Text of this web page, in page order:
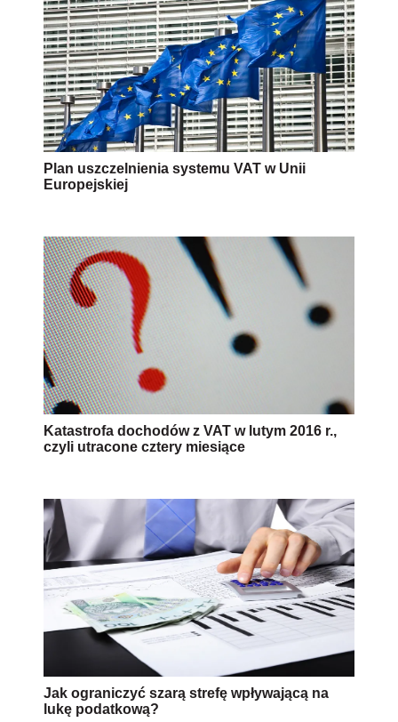
Plan uszczelnienia systemu VAT w Unii
Europejskiej
Katastrofa dochodów z VAT w lutym 2016 r.,
czyli utracone cztery miesiące
Jak ograniczyć szarą strefę wpływającą na
lukę podatkową?